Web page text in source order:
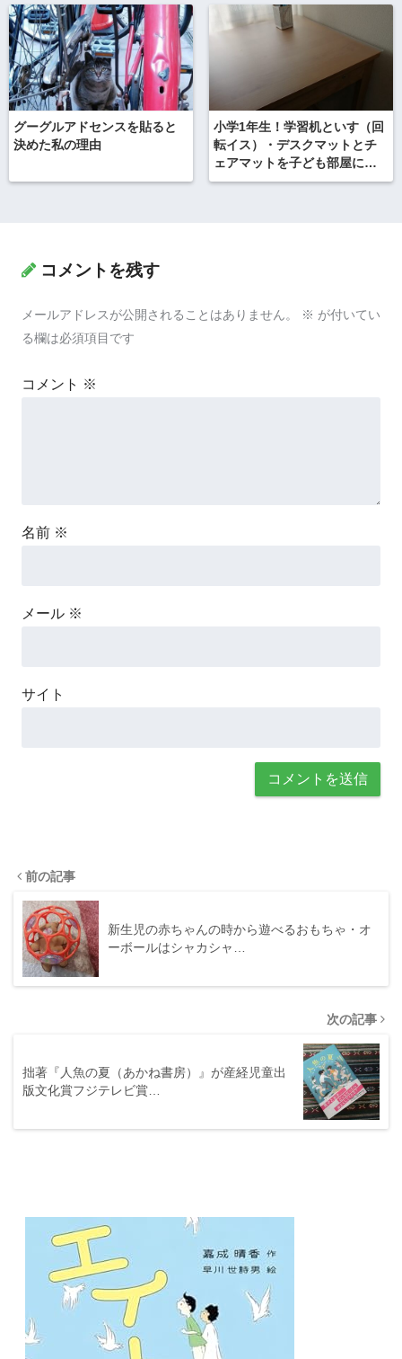
グーグルアドセンスを貼ると
決めた私の理由
小学1年生！学習机といす（回
転イス）・デスクマットとチ
ェアマットを子ども部屋にそ
ろえました！
コメントを残す
メールアドレスが公開されることはありません。 ※ が付いてい
る欄は必須項目です
コメント ※
名前 ※
メール ※
サイト
前の記事
新生児の赤ちゃんの時から遊べるおもちゃ・オ
ーボールはシャカシャ…
次の記事
拙著『人魚の夏（あかね書房）』が産経児童出
版文化賞フジテレビ賞…